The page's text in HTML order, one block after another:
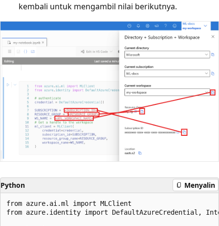
kembali untuk mengambil nilai berikutnya.
Python Menyalin
from azure.ai.ml import MLClient
from azure.identity import DefaultAzureCredential,